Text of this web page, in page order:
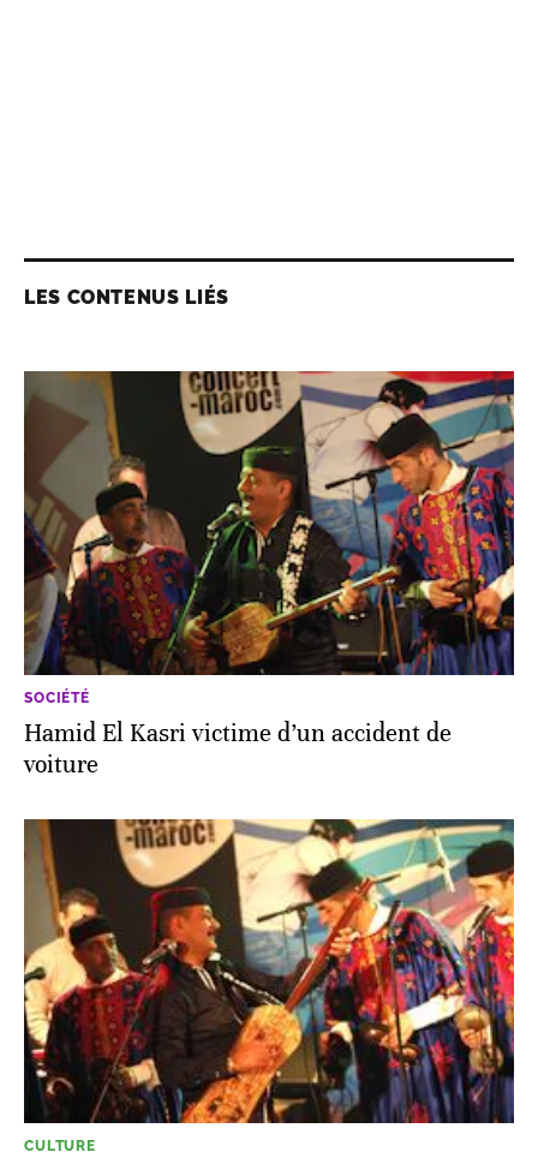
LES CONTENUS LIÉS
SOCIÉTÉ
Hamid El Kasri victime d’un accident de
voiture
CULTURE